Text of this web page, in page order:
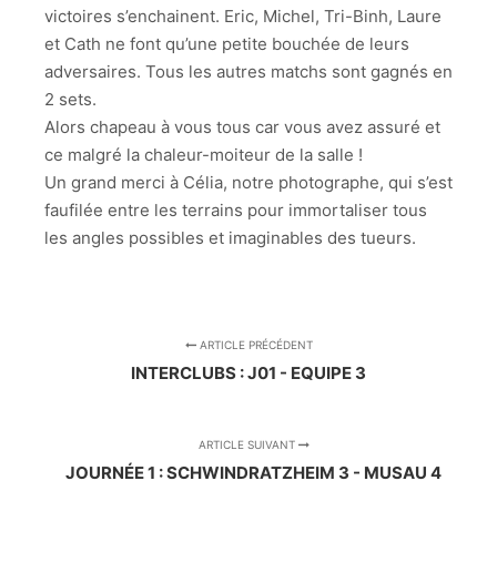
victoires s’enchainent. Eric, Michel, Tri-Binh, Laure
et Cath ne font qu’une petite bouchée de leurs
adversaires. Tous les autres matchs sont gagnés en
2 sets.
Alors chapeau à vous tous car vous avez assuré et
ce malgré la chaleur-moiteur de la salle !
Un grand merci à Célia, notre photographe, qui s’est
faufilée entre les terrains pour immortaliser tous
les angles possibles et imaginables des tueurs.
ARTICLE PRÉCÉDENT
INTERCLUBS : J01 - EQUIPE 3
ARTICLE SUIVANT
JOURNÉE 1 : SCHWINDRATZHEIM 3 - MUSAU 4